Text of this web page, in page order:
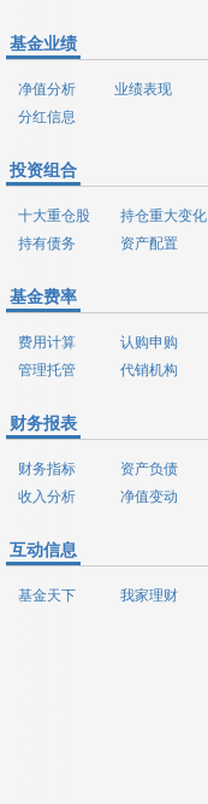
基金业绩
净值分析 业绩表现
分红信息
投资组合
十大重仓股 持仓重大变化
持有债务
资产配置
基金费率
费用计算 认购申购
管理托管
代销机构
财务报表
财务指标 资产负债
收入分析
净值变动
互动信息
基金天下 我家理财